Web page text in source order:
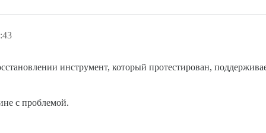
инструмент, который протестирован,
с проблемой.